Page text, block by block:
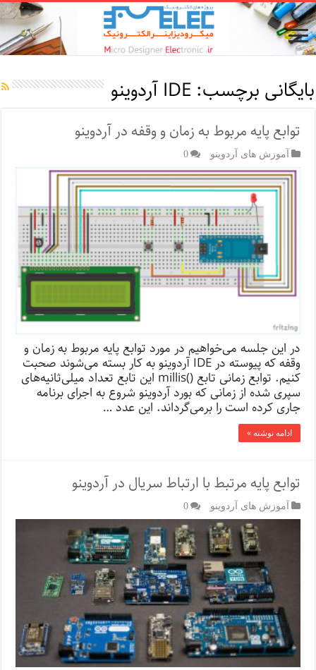
بایگانی برچسب: IDE آردوینو
توابع پایه مربوط به زمان و وقفه در آردوینو
آموزش های آردوینو 0
در این جلسه می‌خواهیم در مورد توابع پایه مربوط به زمان و
وقفه که پیوسته در IDE آردوینو به کار بسته می‌شوند صحبت
کنیم. توابع زمانی تابع ()millis این تابع تعداد میلی‌ثانیه‌های
سپری شده از زمانی که بورد آردوینو شروع به اجرای برنامه
جاری کرده است را برمی‌گرداند. این عدد …
ادامه نوشته »
توابع پایه مرتبط با ارتباط سریال در آردوینو
آموزش های آردوینو 0